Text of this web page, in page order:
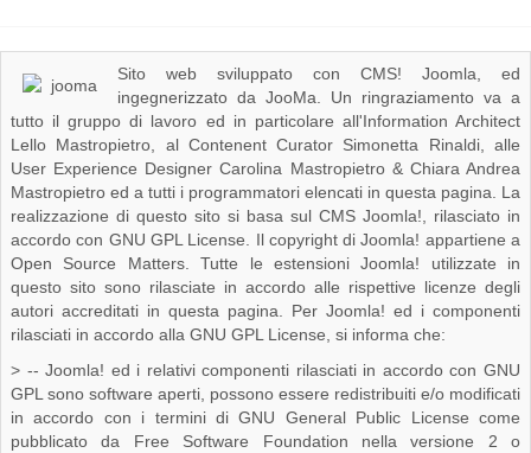
Sito web sviluppato con CMS! Joomla, ed
ingegnerizzato da JooMa. Un ringraziamento va a
tutto il gruppo di lavoro ed in particolare all'Information Architect
Lello Mastropietro, al Contenent Curator Simonetta Rinaldi, alle
User Experience Designer Carolina Mastropietro & Chiara Andrea
Mastropietro ed a tutti i programmatori elencati in questa pagina. La
realizzazione di questo sito si basa sul CMS Joomla!, rilasciato in
accordo con GNU GPL License. Il copyright di Joomla! appartiene a
Open Source Matters. Tutte le estensioni Joomla! utilizzate in
questo sito sono rilasciate in accordo alle rispettive licenze degli
autori accreditati in questa pagina. Per Joomla! ed i componenti
rilasciati in accordo alla GNU GPL License, si informa che:
> -- Joomla! ed i relativi componenti rilasciati in accordo con GNU
GPL sono software aperti, possono essere redistribuiti e/o modificati
in accordo con i termini di GNU General Public License come
pubblicato da Free Software Foundation nella versione 2 o